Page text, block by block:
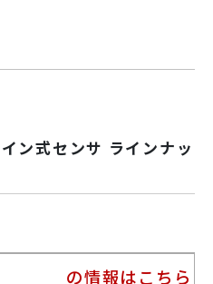
ン式センサ ラインナッ
の情報はこちら